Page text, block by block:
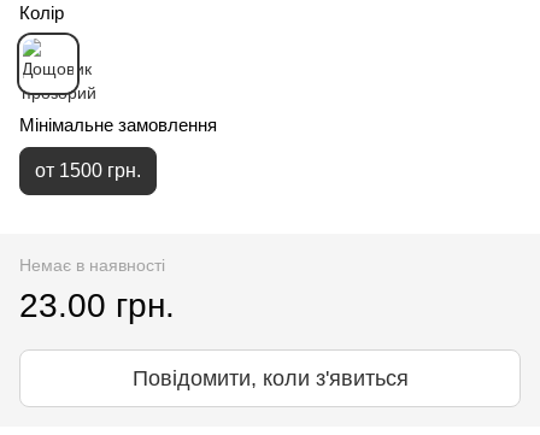
Колір
Мінімальне замовлення
от 1500 грн.
Немає в наявності
23.00 грн.
Повідомити, коли з'явиться